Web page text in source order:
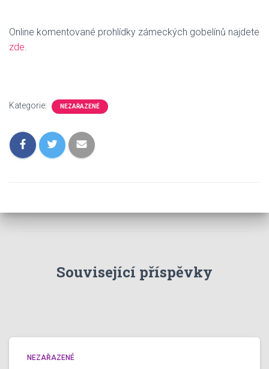
Online komentované prohlídky zámeckých gobelínů najdete
zde.
Kategorie: NEZAŘAZENÉ
Související příspěvky
NEZAŘAZENÉ